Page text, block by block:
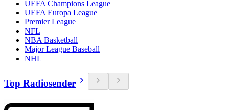
UEFA Champions League
UEFA Europa League
Premier League
NFL
NBA Basketball
Major League Baseball
NHL
Top Radiosender